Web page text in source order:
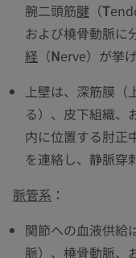
腕二頭筋腱 （T
および橈骨動脈に
経 （Nerve）が挙
上壁は、深筋膜（
る）、皮下組織、
内に位置する肘正
を連絡し、静脈穿
脈管系 ：
関節への血液供給
脈）、橈骨動脈、